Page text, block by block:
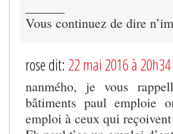
Vous continuez de dire
rose dit: 22 mai 2016 à 20h34
nanmého, je vous
bâtiments paul emploie
emploi à ceux qui